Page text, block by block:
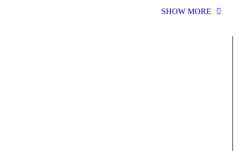
SHOW MORE